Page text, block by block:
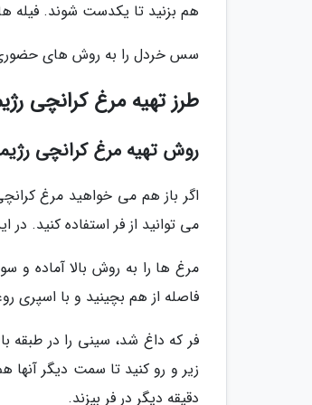
هم بزنید تا یکدست شوند. فیله
سس خردل را به روش های حضوری و
طرز تهیه مرغ کرانچی
روش تهیه مرغ کرانچی
اگر باز هم می خواهید مرغ
می توانید از فر استفاده کنید. در این روش، فر را روشن
مرغ ها را به روش بالا آماده و
فاصله از هم بچینید و با اسپری
دقیقه دیگر در فر بپزند.